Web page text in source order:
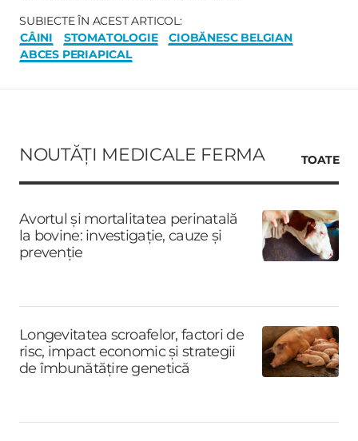
SUBIECTE ÎN ACEST ARTICOL:
CÂINI
STOMATOLOGIE
CIOBĂNESC BELGIAN
ABCES PERIAPICAL
NOUTĂȚI MEDICALE FERMA TOATE
Avortul și mortalitatea perinatală
la bovine: investigație, cauze și
prevenție
Longevitatea scroafelor, factori de
risc, impact economic și strategii
de îmbunătățire genetică